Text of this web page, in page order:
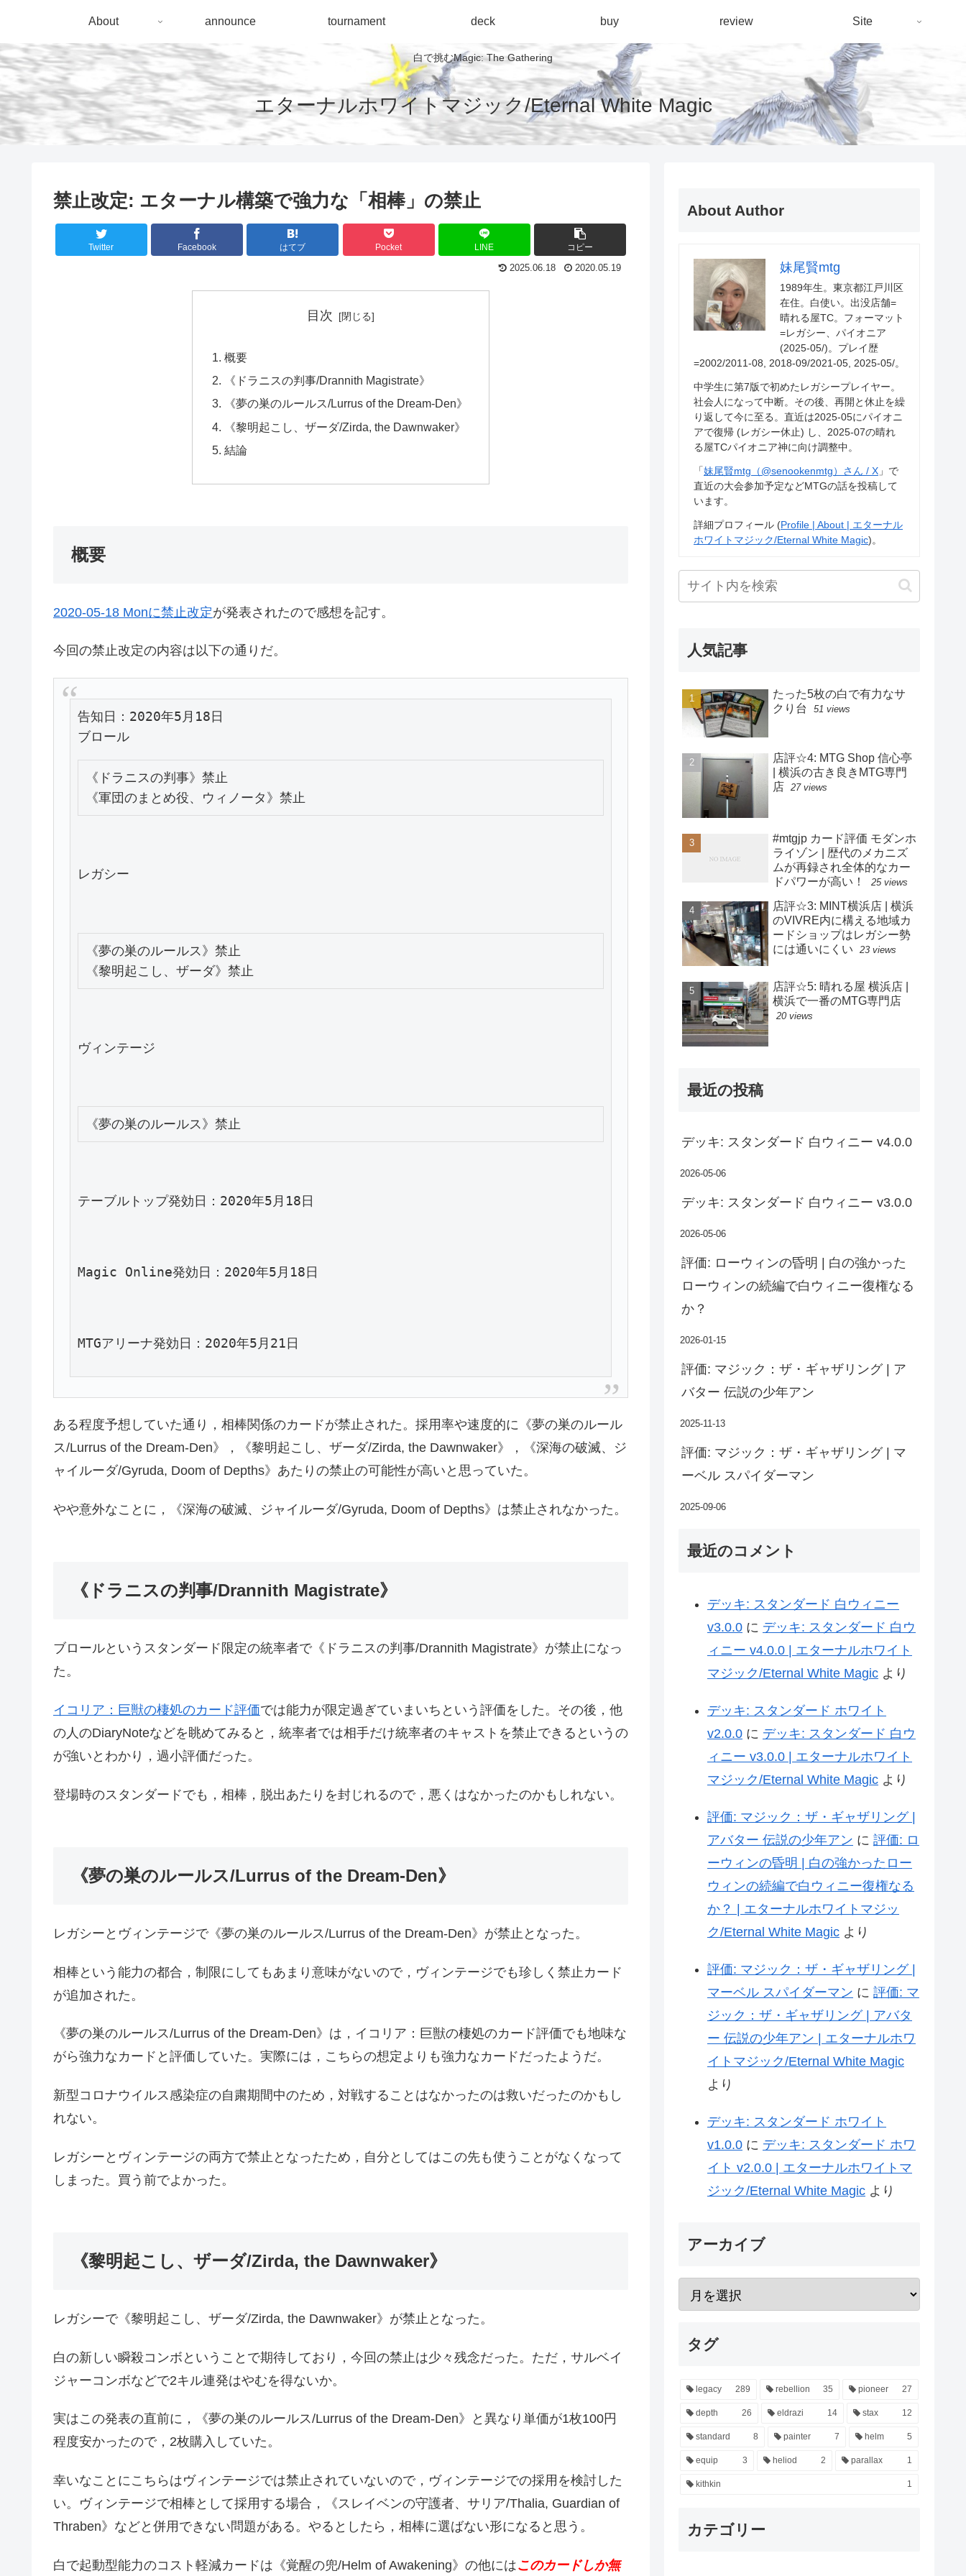
白で挑むMagic: The Gathering
エターナルホワイトマジック/Eternal White Magic
About announce tournament deck buy review Site
禁止改定: エターナル構築で強力な「相棒」の禁止
Twitter Facebook はてブ Pocket LINE コピー
2025.06.18 2020.05.19
目次
概要
《ドラニスの判事/Drannith Magistrate》
《夢の巣のルールス/Lurrus of the Dream-Den》
《黎明起こし、ザーダ/Zirda, the Dawnwaker》
結論
概要
2020-05-18 Monに禁止改定が発表されたので感想を記す。
今回の禁止改定の内容は以下の通りだ。
告知日：2020年5月18日
ブロール
《ドラニスの判事》禁止
レガシー
《夢の巣のルールス》禁止
ヴィンテージ
テーブルトップ発効日：2020年5月18日
Magic Online発効日：2020年5月18日
MTGアリーナ発効日：2020年5月21日
ある程度予想していた通り，相棒関係のカードが禁止された。採用率や速度的に《夢の巣のルール
ス/Lurrus of the Dream-Den》，《黎明起こし、ザーダ/Zirda, the Dawnwaker》，《深海の破滅、ジ
ャイルーダ/Gyruda, Doom of Depths》あたりの禁止の可能性が高いと思っていた。
やや意外なことに，《深海の破滅、ジャイルーダ/Gyruda, Doom of Depths》は禁止されなかった。
《ドラニスの判事/Drannith Magistrate》
ブロールというスタンダード限定の統率者で《ドラニスの判事/Drannith Magistrate》が禁止になっ
た。
イコリア：巨獣の棲処のカード評価では能力が限定過ぎていまいちという評価をした。その後，他
の人のDiaryNoteなどを眺めてみると，統率者では相手だけ統率者のキャストを禁止できるというの
が強いとわかり，過小評価だった。
登場時のスタンダードでも，相棒，脱出あたりを封じれるので，悪くはなかったのかもしれない。
《夢の巣のルールス/Lurrus of the Dream-Den》
レガシーとヴィンテージで《夢の巣のルールス/Lurrus of the Dream-Den》が禁止となった。
相棒という能力の都合，制限にしてもあまり意味がないので，ヴィンテージでも珍しく禁止カード
が追加された。
《夢の巣のルールス/Lurrus of the Dream-Den》は，イコリア：巨獣の棲処のカード評価でも地味な
がら強力なカードと評価していた。実際には，こちらの想定よりも強力なカードだったようだ。
新型コロナウイルス感染症の自粛期間中のため，対戦することはなかったのは救いだったのかもし
れない。
レガシーとヴィンテージの両方で禁止となったため，自分としてはこの先も使うことがなくなって
しまった。買う前でよかった。
《黎明起こし、ザーダ/Zirda, the Dawnwaker》
レガシーで《黎明起こし、ザーダ/Zirda, the Dawnwaker》が禁止となった。
白の新しい瞬殺コンボということで期待しており，今回の禁止は少々残念だった。ただ，サルベイ
ジャーコンボなどで2キル連発はやむを得ないか。
実はこの発表の直前に，《夢の巣のルールス/Lurrus of the Dream-Den》と異なり単価が1枚100円
程度安かったので，2枚購入していた。
幸いなことにこちらはヴィンテージでは禁止されていないので，ヴィンテージでの採用を検討した
い。ヴィンテージで相棒として採用する場合，《スレイベンの守護者、サリア/Thalia, Guardian of
Thraben》などと併用できない問題がある。やるとしたら，相棒に選ばない形になると思う。
白で起動型能力のコスト軽減カードは《覚醒の兜/Helm of Awakening》の他にはこのカードしか無
About Author
妹尾賢mtg
1989年生。東京都江戸川区
在住。白使い。出没店舗=
晴れる屋TC。フォーマット
=レガシー、パイオニア
(2025-05/)。プレイ歴
=2002/2011-08, 2018-09/2021-05, 2025-05/。
中学生に第7版で初めたレガシープレイヤー。
社会人になって中断。その後、再開と休止を繰
り返して今に至る。直近は2025-05にパイオニ
アで復帰 (レガシー休止) し、2025-07の晴れ
る屋TCパイオニア神に向け調整中。
「妹尾賢mtg（@senookenmtg）さん / X 」で
直近の大会参加予定などMTGの話を投稿して
います。
詳細プロフィール (Profile | About | エターナル
ホワイトマジック/Eternal White Magic)。
人気記事
たった5枚の白で有力なサ
クり台
51 views
店評☆4: MTG Shop 信心亭
| 横浜の古き良きMTG専門
店 27 views
#mtgjp カード評価 モダンホ
ライゾン | 歴代のメカニズ
ムが再録され全体的なカー
ドパワーが高い！
25 views
店評☆3: MINT横浜店 | 横浜
のVIVRE内に構える地域カ
ードショップはレガシー勢
には通いにくい
23 views
店評☆5: 晴れる屋 横浜店 |
横浜で一番のMTG専門店
20 views
最近の投稿
デッキ: スタンダード 白ウィニー v4.0.0
2026-05-06
デッキ: スタンダード 白ウィニー v3.0.0
2026-05-06
評価: ローウィンの昏明 | 白の強かった
ローウィンの続編で白ウィニー復権なる
か？
2026-01-15
評価: マジック：ザ・ギャザリング | ア
バター 伝説の少年アン
2025-11-13
評価: マジック：ザ・ギャザリング | マ
ーベル スパイダーマン
2025-09-06
最近のコメント
デッキ: スタンダード 白ウィニー
v3.0.0 に デッキ: スタンダード 白ウ
ィニー v4.0.0 | エターナルホワイト
マジック/Eternal White Magic より
デッキ: スタンダード ホワイト
v2.0.0 に デッキ: スタンダード 白ウ
ィニー v3.0.0 | エターナルホワイト
マジック/Eternal White Magic より
評価: マジック：ザ・ギャザリング |
アバター 伝説の少年アン に 評価: ロ
ーウィンの昏明 | 白の強かったロー
ウィンの続編で白ウィニー復権なる
か？ | エターナルホワイトマジッ
ク/Eternal White Magic より
評価: マジック：ザ・ギャザリング |
マーベル スパイダーマン に 評価: マ
ジック：ザ・ギャザリング | アバタ
ー 伝説の少年アン | エターナルホワ
イトマジック/Eternal White Magic
より
デッキ: スタンダード ホワイト
v1.0.0 に デッキ: スタンダード ホワ
イト v2.0.0 | エターナルホワイトマ
ジック/Eternal White Magic より
アーカイブ
タグ
legacy 289 rebellion 35 pioneer 27
depth 26 eldrazi 14 stax 12
standard 8 painter 7 helm 5
equip 3 heliod 2 parallax 1
kithkin 1
カテゴリー